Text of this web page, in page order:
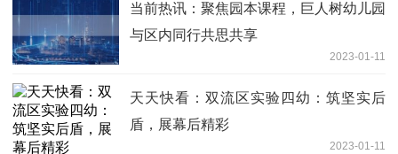
当前热讯：聚焦园本课程，巨人树幼儿园
与区内同行共思共享
2023-01-11
天天快看：双流区实验四幼：筑坚实后
盾，展幕后精彩
2023-01-11